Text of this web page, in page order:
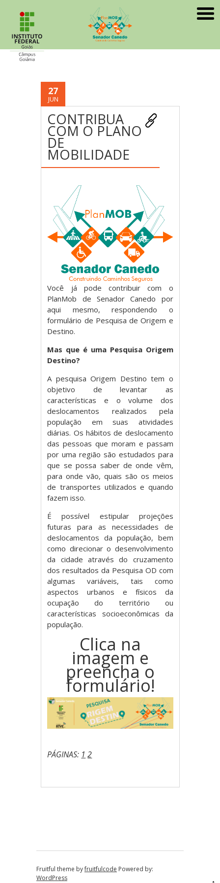
27
JUN
CONTRIBUA
COM O PLANO
DE
MOBILIDADE
Você já pode contribuir com o
PlanMob de Senador Canedo por
aqui mesmo, respondendo o
formulário de Pesquisa de Origem e
Destino.
Mas que é uma Pesquisa Origem
Destino?
A pesquisa Origem Destino tem o
objetivo de levantar as
características e o volume dos
deslocamentos realizados pela
população em suas atividades
diárias. Os hábitos de deslocamento
das pessoas que moram e passam
por uma região são estudados para
que se possa saber de onde vêm,
para onde vão, quais são os meios
de transportes utilizados e quando
fazem isso.
É possível estipular projeções
futuras para as necessidades de
deslocamentos da população, bem
como direcionar o desenvolvimento
da cidade através do cruzamento
dos resultados da Pesquisa OD com
algumas variáveis, tais como
aspectos urbanos e físicos da
ocupação do território ou
características socioeconômicas da
população.
Clica na
imagem e
preencha o
formulário!
PÁGINAS: 1 2
Fruitful theme byfruitfulcode Powered by:
WordPress